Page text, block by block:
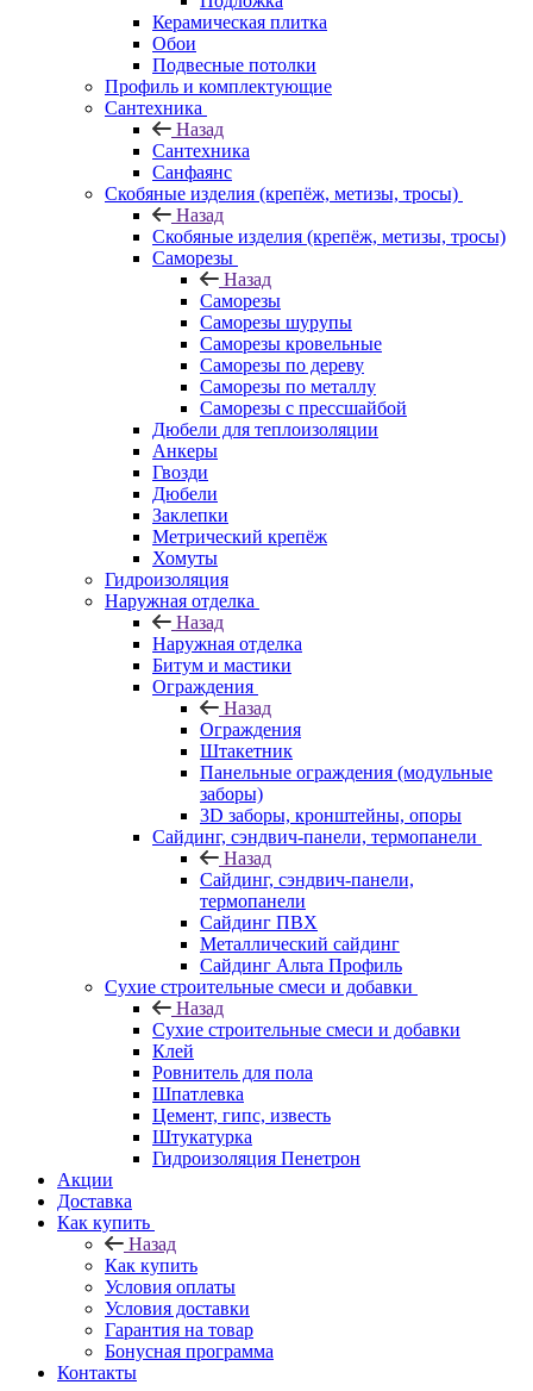
Керамическая плитка
Обои
Подвесные потолки
Профиль и комплектующие
Сантехника
Назад
Сантехника
Санфаянс
Скобяные изделия (крепёж, метизы, тросы)
Назад
Скобяные изделия (крепёж, метизы, тросы)
Саморезы
Назад
Саморезы
Саморезы шурупы
Саморезы кровельные
Саморезы по дереву
Саморезы по металлу
Саморезы с прессшайбой
Дюбели для теплоизоляции
Анкеры
Гвозди
Дюбели
Заклепки
Метрический крепёж
Хомуты
Гидроизоляция
Наружная отделка
Назад
Наружная отделка
Битум и мастики
Ограждения
Назад
Ограждения
Штакетник
Панельные ограждения (модульные
заборы)
3D заборы, кронштейны, опоры
Cайдинг, сэндвич-панели, термопанели
Назад
Cайдинг, сэндвич-панели,
термопанели
Сайдинг ПВХ
Металлический сайдинг
Сайдинг Альта Профиль
Сухие строительные смеси и добавки
Назад
Сухие строительные смеси и добавки
Клей
Ровнитель для пола
Шпатлевка
Цемент, гипс, известь
Штукатурка
Гидроизоляция Пенетрон
Акции
Доставка
Как купить
Назад
Как купить
Условия оплаты
Условия доставки
Гарантия на товар
Бонусная программа
Контакты